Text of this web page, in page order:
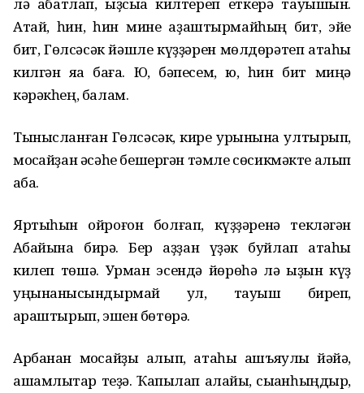
Атай, һин, һин мине аҙаштырмайһың бит, эйе
бит, Гөлсәсәк йәшле күҙҙәрен мөлдөрәтеп атаһы
килгән яҡҡа баға. Юҡ, бәпесем, юҡ, һин бит миңә
кәрәкһең, балам.
Тынысланған Гөлсәсәк, кире урынына ултырып,
моҡсайҙан әсәһе бешергән тәмле сөсикмәкте алып
ҡаба.
Яртыһын ҡойроғон болғап, күҙҙәренә текләгән
Аҡбайына бирә. Бер аҙҙан үҙәк буйлап атаһы
килеп төшә. Урман эсендә йөрөһә лә ҡыҙын күҙ
уңынанысҡындырмай ул, тауыш биреп,
ҡараштырып, эшен бөтөрә.
Арбанан моҡсайҙы алып, атаһы ашъяулыҡ йәйә,
ашамлыҡтар теҙә. Ҡапҡылап алайыҡ, сыҡҡанһыңдыр,